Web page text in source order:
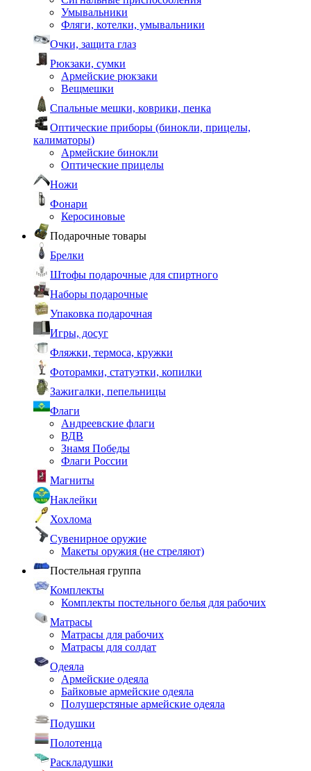
Умывальники
Фляги, котелки, умывальники
Очки, защита глаз
Рюкзаки, сумки
Армейские рюкзаки
Вещмешки
Спальные мешки, коврики, пенка
Оптические приборы (бинокли, прицелы,
калиматоры)
Армейские бинокли
Оптические прицелы
Ножи
Фонари
Керосиновые
Подарочные товары
Брелки
Штофы подарочные для спиртного
Наборы подарочные
Упаковка подарочная
Игры, досуг
Фляжки, термоса, кружки
Фоторамки, статуэтки, копилки
Зажигалки, пепельницы
Флаги
Андреевские флаги
ВДВ
Знамя Победы
Флаги России
Магниты
Наклейки
Хохлома
Сувенирное оружие
Макеты оружия (не стреляют)
Постельная группа
Комплекты
Комплекты постельного белья для рабочих
Матрасы
Матрасы для рабочих
Матрасы для солдат
Одеяла
Армейские одеяла
Байковые армейские одеяла
Полушерстяные армейские одеяла
Подушки
Полотенца
Раскладушки